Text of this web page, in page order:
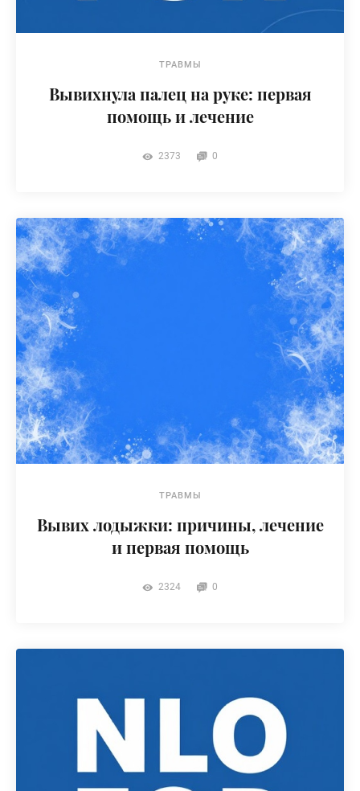
ТРАВМЫ
Вывихнула палец на руке: первая
помощь и лечение
2373 0
ТРАВМЫ
Вывих лодыжки: причины, лечение
и первая помощь
2324 0